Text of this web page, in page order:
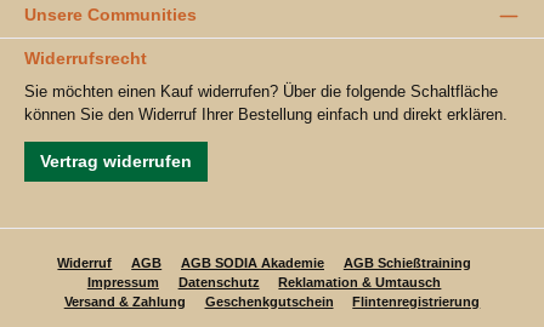
Unsere Communities
Widerrufsrecht
Sie möchten einen Kauf widerrufen? Über die folgende Schaltfläche
können Sie den Widerruf Ihrer Bestellung einfach und direkt erklären.
Vertrag widerrufen
Widerruf AGB AGB SODIA Akademie
AGB Schießtraining
Impressum
Datenschutz
Reklamation & Umtausch
Versand & Zahlung
Geschenkgutschein Flintenregistrierung